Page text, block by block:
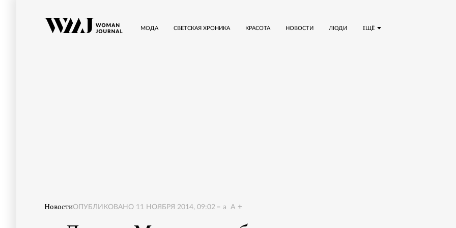
ЕЩЁ
МОДА СВЕТСКАЯ ХРОНИКА КРАСОТА НОВОСТИ ЛЮДИ
НовостиОПУБЛИКОВАНО 11 НОЯБРЯ 2014, 09:02 a A